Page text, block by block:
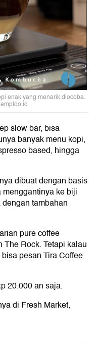
enak yang menarik diocoba.
slow bar, bisa
banyak menu kopi,
based, hingga
dibuat dengan basis
ke biji
tambahan
pure coffee
The Rock. Tetapi kalau
pesan Tira Coffee
20.000 an saja.
di Fresh Market,